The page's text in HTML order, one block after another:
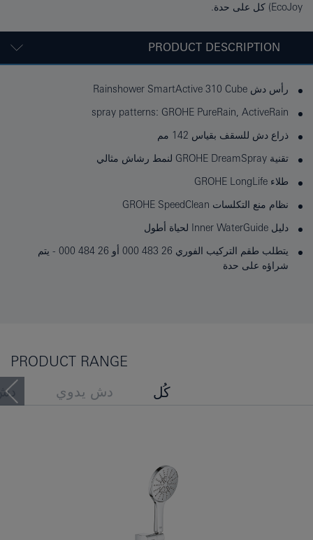
EcoJoy) كل على حدة.
PRODUCT DESCRIPTION
رأس دش Rainshower SmartActive 310 Cube
spray patterns: GROHE PureRain, ActiveRain
ذراع دش للسقف بقياس 142 مم
تقنية GROHE DreamSpray لنمط رشاش مثالي
طلاء GROHE LongLife
نظام منع التكلسات GROHE SpeedClean
دليل Inner WaterGuide لحياة أطول
يتطلب طقم التركيب الفوري 26 483 000 أو 26 484 000 - يتم
شراؤه على حدة
PRODUCT RANGE
كُل دش يدوي